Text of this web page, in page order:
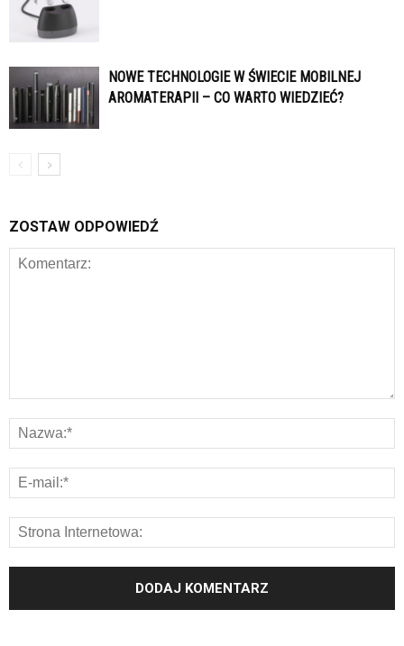
NOWE TECHNOLOGIE W ŚWIECIE MOBILNEJ
AROMATERAPII – CO WARTO WIEDZIEĆ?
ZOSTAW ODPOWIEDŹ